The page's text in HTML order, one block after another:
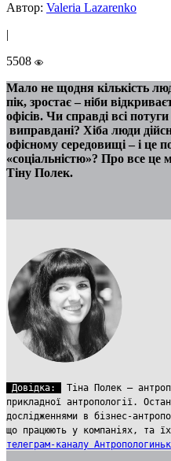
Автор: Valeria Lazarenko
|
5508
Мало не щодня кількість
пік, зростає – ніби
офісів. Чи справді всі
виправдані? Хіба люди
офісному середовищі – і це
«соціальністю»? Про все
Тіну Полек.
Довідка:
Тіна Полек –
прикладної антропології.
дослідженнями в бізнес-
що працюють у компаніях, та
телеграм-каналу